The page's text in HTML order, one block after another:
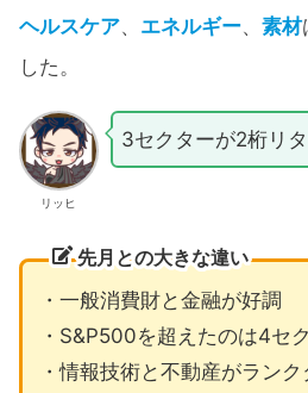
ヘルスケア、 エネルギー、 素材
した。
リッヒ
3セクターが2桁リ
先月との大きな違い
・一般消費財と金融が好調
・S&P500を超えたのは4セ
・情報技術と不動産がランク